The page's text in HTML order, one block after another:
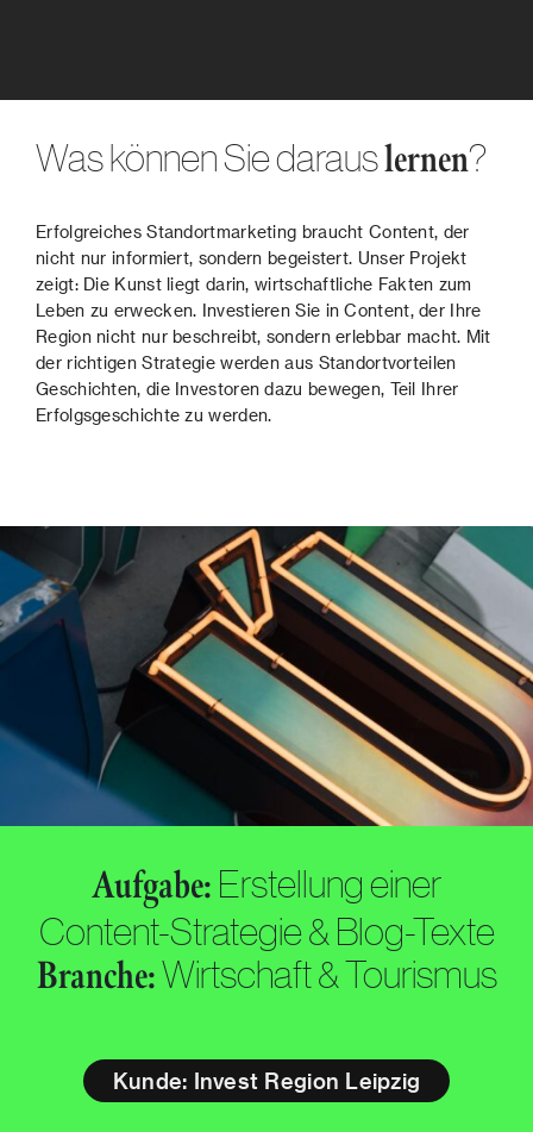
Was können Sie darauslernen?
Erfolgreiches Standortmarketing braucht Content, der
nicht nur informiert, sondern begeistert. Unser Projekt
zeigt: Die Kunst liegt darin, wirtschaftliche Fakten zum
Leben zu erwecken. Investieren Sie in Content, der Ihre
Region nicht nur beschreibt, sondern erlebbar macht. Mit
der richtigen Strategie werden aus Standortvorteilen
Geschichten, die Investoren dazu bewegen, Teil Ihrer
Erfolgsgeschichte zu werden.
Aufgabe: Erstellung einer
Content-Strategie & Blog-Texte
Branche:Wirtschaft & Tourismus
Kunde: Invest Region Leipzig